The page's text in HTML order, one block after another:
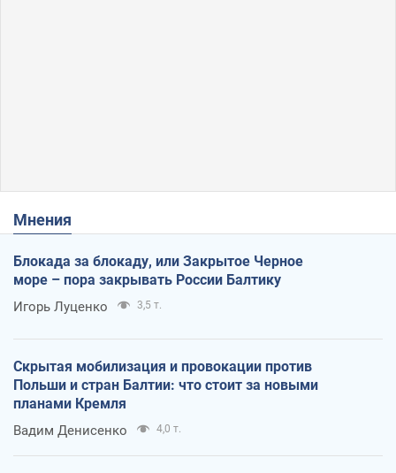
Мнения
Блокада за блокаду, или Закрытое Черное
море – пора закрывать России Балтику
Игорь Луценко 3,5 т.
Скрытая мобилизация и провокации против
Польши и стран Балтии: что стоит за новыми
планами Кремля
Вадим Денисенко 4,0 т.